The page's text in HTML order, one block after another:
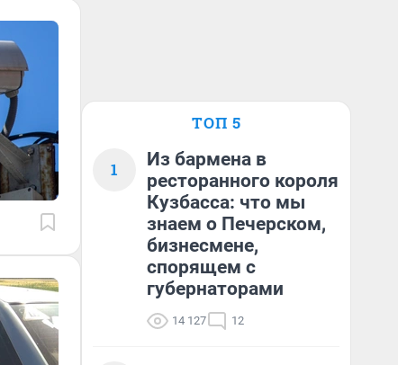
ТОП 5
1
Из бармена в
ресторанного короля
Кузбасса: что мы
знаем о Печерском,
бизнесмене,
спорящем с
губернаторами
14 127 12